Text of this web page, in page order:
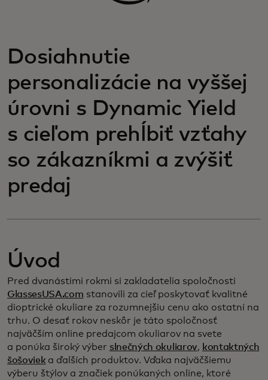
Dosiahnutie
personalizácie na vyššej
úrovni s Dynamic Yield
s cieľom prehĺbiť vzťahy
so zákazníkmi a zvýšiť
predaj
Úvod
Pred dvanástimi rokmi si zakladatelia spoločnosti
GlassesUSA.com stanovili za cieľ poskytovať kvalitné
dioptrické okuliare za rozumnejšiu cenu ako ostatní na
trhu. O desať rokov neskôr je táto spoločnosť
najväčším online predajcom okuliarov na svete
a ponúka široký výber slnečných okuliarov, kontaktných
šošoviek a ďalších produktov. Vďaka najväčšiemu
výberu štýlov a značiek ponúkaných online, ktoré